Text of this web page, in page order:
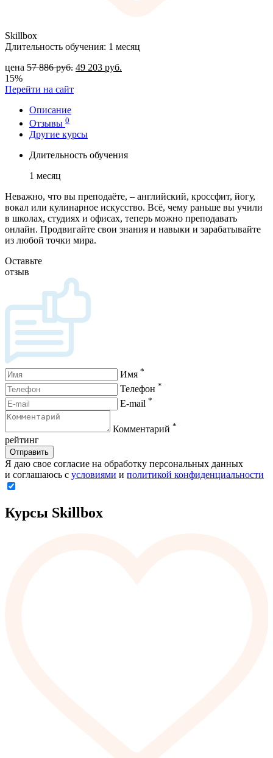
Skillbox
Длительность обучения: 1 месяц
цена 57 886руб. 49 203 руб.
15%
Перейти на сайт
Описание
Отзывы 0
Другие курсы
Длительность обучения
1 месяц
Неважно, что вы преподаёте, – английский, кроссфит, йогу,
вокал или кулинарное искусство. Всё, чему раньше вы учили
в школах, студиях и офисах, теперь можно преподавать
онлайн. Продвигайте свои знания и навыки и зарабатывайте
из любой точки мира.
Оставьте
отзыв
Имя *
Телефон *
E-mail *
Комментарий *
рейтинг
Отправить
Я даю свое согласие на обработку персональных данных
и соглашаюсь с условиями и политикой конфиденциальности
Курсы Skillbox